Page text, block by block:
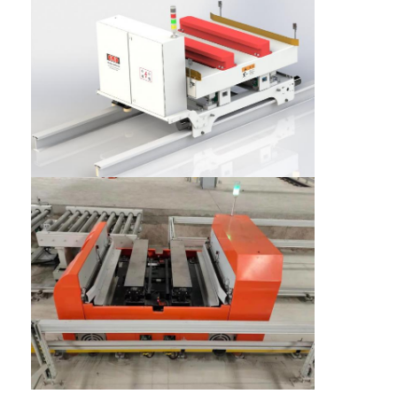
Zu Hause
Produkte
Über uns
Werksbesichtigung
Qualitätskontrolle
Kontakt mit uns